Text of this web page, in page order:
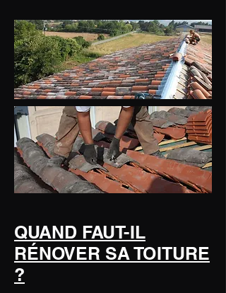
QUAND FAUT-IL
RÉNOVER SA TOITURE
?